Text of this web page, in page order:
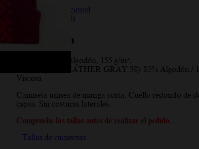
Información adicional
Valoraciones (10)
Descripción
100% algodón, 155 g/m².
* Color gris (HEATHER GRAY 58): 85% Algodón /
Viscosa
Camiseta unisex de manga corta. Cuello redondo de
capas. Sin costuras laterales.
Compruebe las tallas antes de realizar el pedido.
Tallas de camisetas